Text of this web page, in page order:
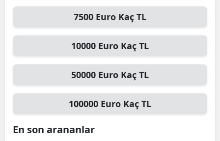
Kars
Kayseri
Kırklareli
Kırşehir
Kocaeli
7500 Euro Kaç TL
10000 Euro Kaç TL
50000 Euro Kaç TL
100000 Euro Kaç TL
En son arananlar